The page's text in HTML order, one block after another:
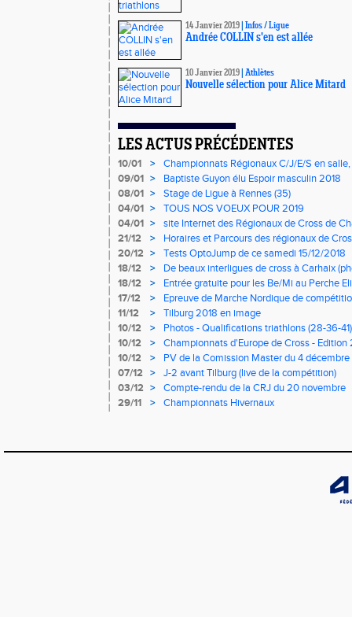
14 Janvier 2019 Infos/Ligue
Andrée COLLIN s'en est allée
10 Janvier 2019 Athlètes
Nouvelle sélection pour Alice Mitard
LES ACTUS PRÉCÉDENTES
10/01 >
Championnats Régionaux C/J/E/S en
mercredi à 9h00
09/01 >
Baptiste Guyon élu Espoir masculin 2018
08/01 >
Stage de Ligue à Rennes (35)
04/01 >
TOUS NOS VOEUX POUR 2019
04/01 >
site Internet des Régionaux de Cross de
21/12
>
Horaires et Parcours des régionaux de
20/12 >
Tests OptoJump de ce samedi 15/12/2018
18/12
>
De beaux interligues de cross à Carhaix
18/12
>
Entrée gratuite pour les Be/Mi au Perche
17/12
>
Epreuve de Marche Nordique de
cross du Loir et Cher
11/12 >
Tilburg 2018 en image
10/12
>
Photos - Qualifications triathlons (28-36-
10/12
>
Championnats d'Europe de Cross - Edition
10/12
>
PV de la Comission Master du 4 décembre
07/12
>
J-2 avant Tilburg (live de la compétition)
03/12 >
Compte-rendu de la CRJ du 20 novembre
29/11
> Championnats Hivernaux